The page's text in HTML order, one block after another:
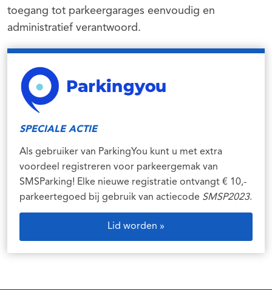
toegang tot parkeergarages eenvoudig en
administratief verantwoord.
SPECIALE ACTIE
Als gebruiker van ParkingYou kunt u met extra
voordeel registreren voor parkeergemak van
SMSParking! Elke nieuwe registratie ontvangt € 10,-
parkeertegoed bij gebruik van actiecode SMSP2023.
Lid worden »